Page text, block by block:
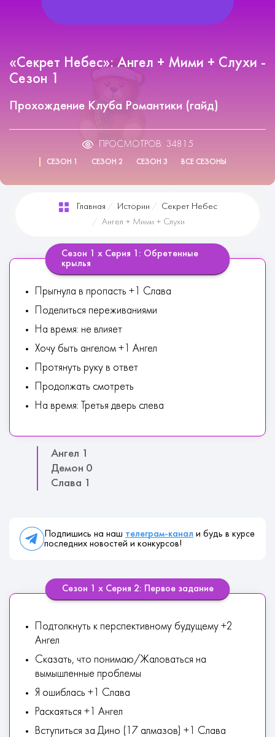
«Секрет Небес»: Ангел + Мими + Слухи -
Сезон 1
Прохождение Клуба Романтики (гайд)
ПРОСМОТРОВ: 34815
СЕЗОН 1 СЕЗОН 2 СЕЗОН 3 ВСЕ СЕЗОНЫ
Главная Истории
Секрет Небес
Ангел + Мими + Слухи
Сезон 1 х Серия 1: Обретенные
крылья
Прыгнула в пропасть +1 Слава
Поделиться переживаниями
На время: не влияет
Хочу быть ангелом +1 Ангел
Протянуть руку в ответ
Продолжать смотреть
На время: Третья дверь слева
Ангел 1
Демон 0
Слава 1
Подпишись на наш телеграм-канал и будь в курсе
последних новостей и конкурсов!
Сезон 1 х Серия 2: Первое задание
Подтолкнуть к перспективному будущему +2
Ангел
Сказать, что понимаю/Жаловаться на
вымышленные проблемы
Я ошиблась +1 Слава
Раскаяться +1 Ангел
Вступиться за Дино (17 алмазов) +1 Слава